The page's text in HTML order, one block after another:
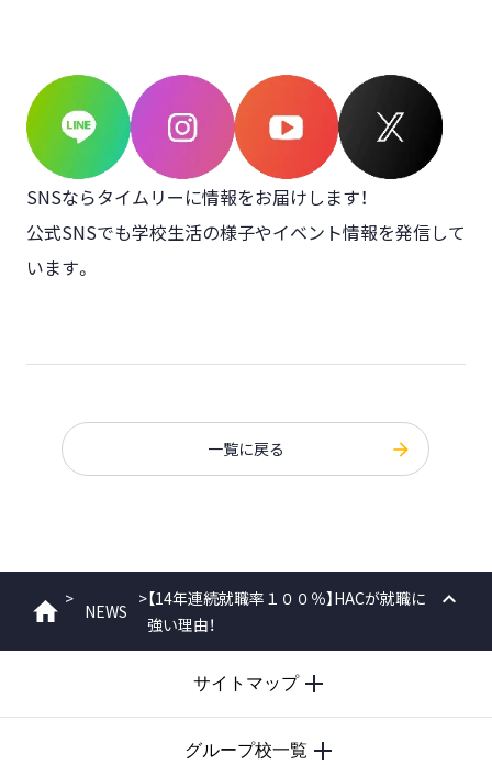
SNSならタイムリーに情報をお届けします！
公式SNSでも学校生活の様子やイベント情報を発信して
います。
一覧に戻る
ホーム
>
NEWS
>【14年連続就職率１００％】HACが就職に
強い理由！
サイトマップ
グループ校一覧